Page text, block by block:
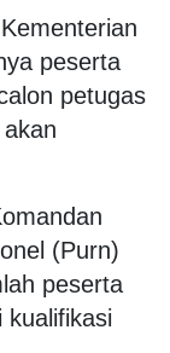
peserta
petugas
(Purn)
peserta
kualifikasi